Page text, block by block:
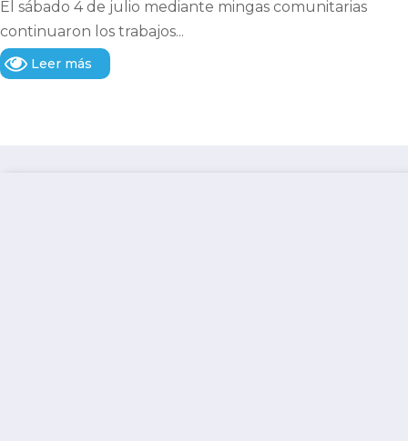
El sábado 4 de julio mediante mingas comunitarias
continuaron los trabajos...
Leer más